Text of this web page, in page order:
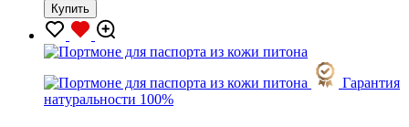
Купить
Гарантия
натуральности 100%